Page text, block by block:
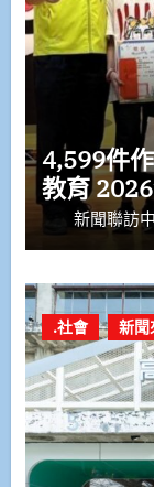
4,599件
教育
新聞聯訪
.社會 新聞